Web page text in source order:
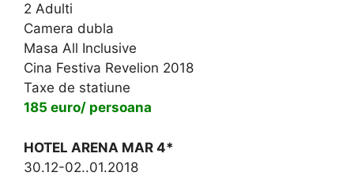
2 Adulti
Camera dubla
Masa All Inclusive
Cina Festiva Revelion 2018
Taxe de statiune
185 euro/ persoana
HOTEL ARENA MAR 4*
30.12-02..01.2018